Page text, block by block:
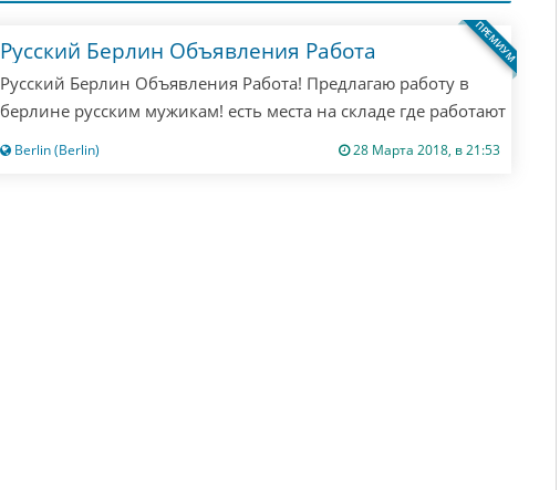
ПРЕМИУМ
Русский Берлин Объявления Работа
Русский Берлин Объявления Работа! Предлагаю работу в
берлине русским мужикам! есть места на складе где работают
одни русские! Пишите мне все расскажу! если не ответил
Berlin (Berlin) 28 Марта 2018, в 21:53